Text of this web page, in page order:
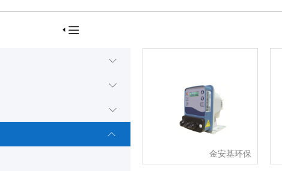
 




金安基环保